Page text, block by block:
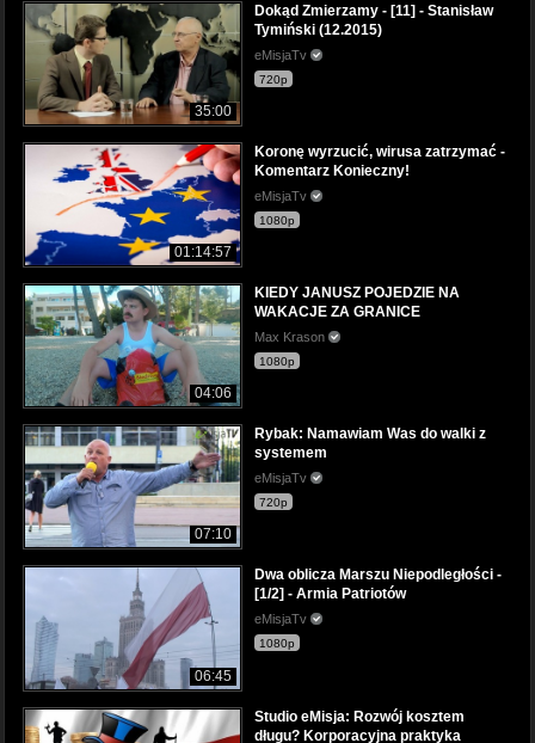
35:00
Dokąd Zmierzamy - [11] - Stanisław
Tymiński (12.2015)
eMisjaTv
720p
01:14:57
Koronę wyrzucić, wirusa zatrzymać -
Komentarz Konieczny!
eMisjaTv
1080p
04:06
KIEDY JANUSZ POJEDZIE NA
WAKACJE ZA GRANICE
Max Krason
1080p
07:10
Rybak: Namawiam Was do walki z
systemem
eMisjaTv
720p
06:45
Dwa oblicza Marszu Niepodległości -
[1/2] - Armia Patriotów
eMisjaTv
1080p
Studio eMisja: Rozwój kosztem
długu? Korporacyjna praktyka